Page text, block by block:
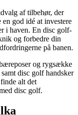
af tilbehør, der
god idé at investere
i haven. En disc golf-
og forbedre din
på banen.
og rygsække
disc golf handsker
alt det
disc golf.